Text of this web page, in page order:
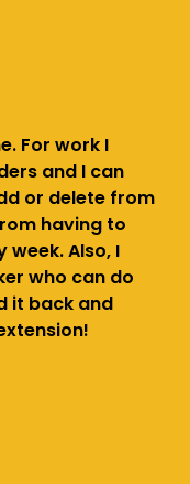
For work I
and I can
or delete from
having to
Also, I
who can do
it back and